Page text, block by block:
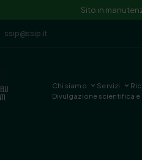
Sito in
ssip@ssip.it
Chi siamo Servizi
Divulgazione scientifica